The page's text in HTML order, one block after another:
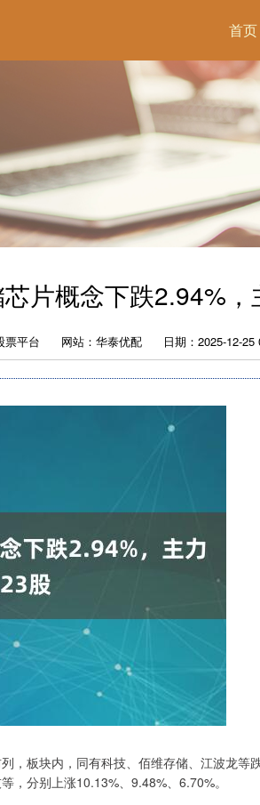
首页
片概念下跌2.94%
票平台 网站：华泰优配 日期：2025-12-25
，板块内，同有科技、佰维存储、江波龙等
，分别上涨10.13%、9.48%、6.70%。